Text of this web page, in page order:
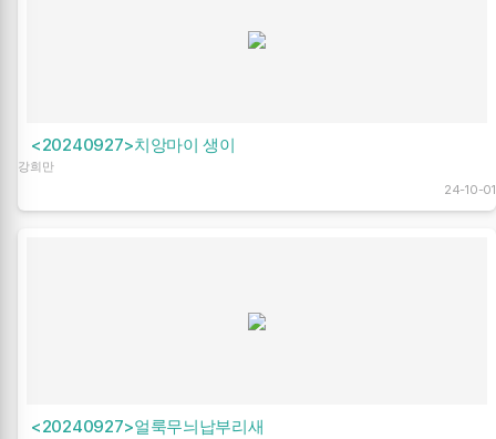
<20240927>치앙마이 생이
강희만
24-10-01
<20240927>얼룩무늬납부리새